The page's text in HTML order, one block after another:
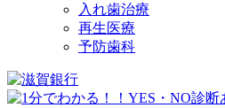
入れ歯治療
再生医療
予防歯科